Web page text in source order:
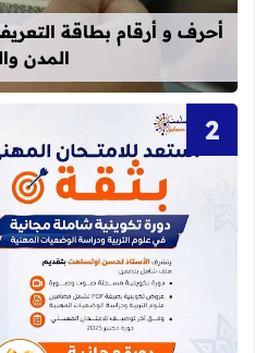
أحرف و أرقام بطاقة
المدن